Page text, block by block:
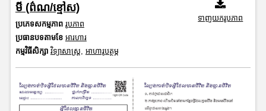
មី (ព៌ណ/ខ្មៅស)
ប្រភេទសកម្មភាព រូបភាព
ប្រធានបទតាមខែ អារហារ
កម្មវិធីសិក្សា វិទ្យាសាស្រ្ត អាហារូបត្ថម្ភ
ទាញយករូបភាព